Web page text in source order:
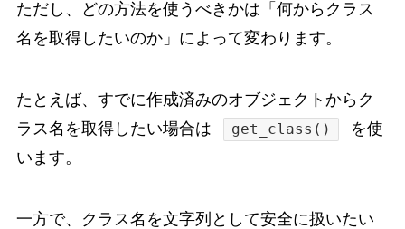
ただし、どの方法を使うべきかは「何からクラス
名を取得したいのか」によって変わります。
たとえば、すでに作成済みのオブジェクトからク
ラス名を取得したい場合は
get_class()
を使
います。
一方で、クラス名を文字列として安全に扱いたい